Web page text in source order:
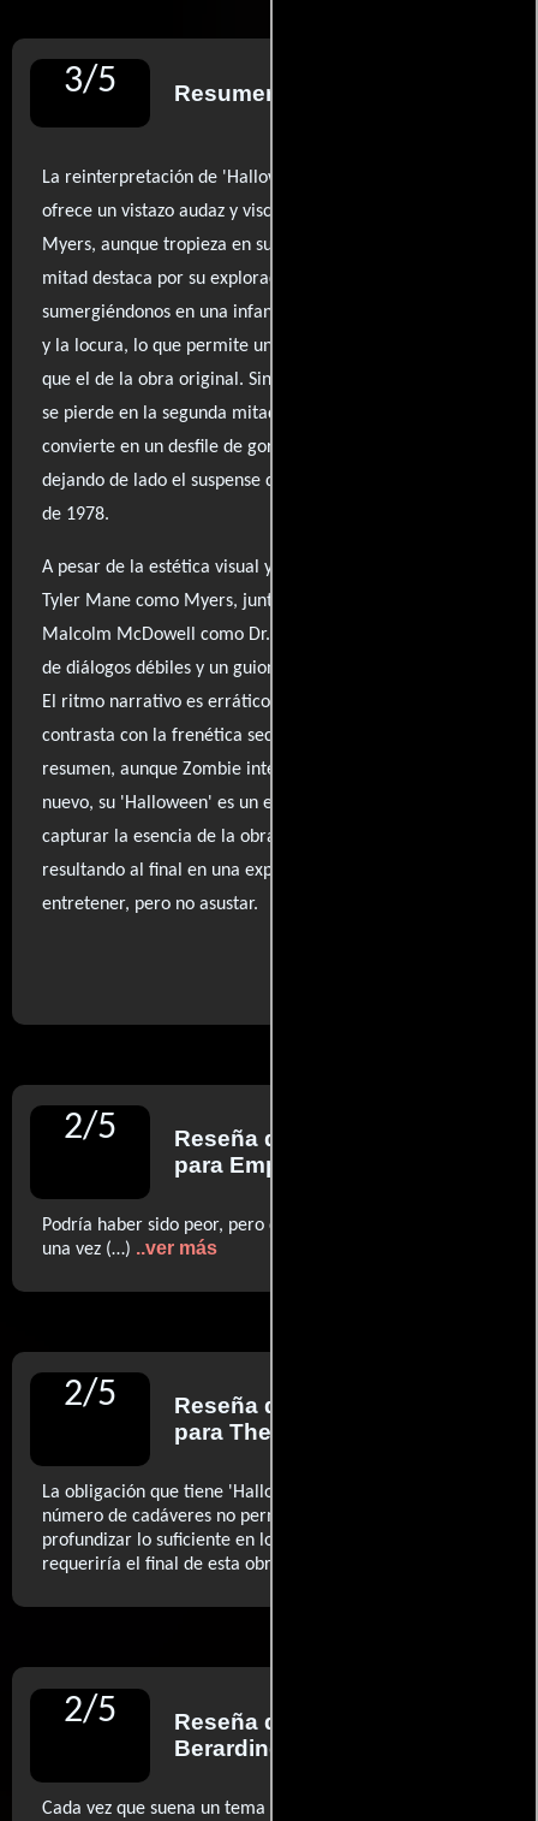
3/5 Resumen de reseñas
La reinterpretación de 'Halloween' por Rob Zombie
ofrece un vistazo audaz y visceral a la mente de Michael
Myers, aunque tropieza en su ejecución. La primera
mitad destaca por su exploración del pasado del asesino,
sumergiéndonos en una infancia marcada por la violencia
y la locura, lo que permite un enfoque más psicológico
que el de la obra original. Sin embargo, esta profundidad
se pierde en la segunda mitad, donde la película se
convierte en un desfile de gore y violencia sin sentido,
dejando de lado el suspense que hizo famosa a la película
de 1978.
A pesar de la estética visual y la intensa actuación de
Tyler Mane como Myers, junto a la sólida presencia de
Malcolm McDowell como Dr. Loomis, la película adolece
de diálogos débiles y un guion que abusa de la vulgaridad.
El ritmo narrativo es errático, con un inicio lento que
contrasta con la frenética secuencia de asesinatos. En
resumen, aunque Zombie intenta ofrecer algo diferente y
nuevo, su 'Halloween' es un esfuerzo que no logra
capturar la esencia de la obra maestra de Carpenter,
resultando al final en una experiencia mixta que puede
entretener, pero no asustar.
2/5 Reseña de
para Empire
Podría haber sido peor, pero de verdad, chicos: dejadlo de
una vez (…) ..ver más
2/5 Reseña de
para The New York Times
La obligación que tiene 'Halloween' de ofrecer un buen
número de cadáveres no permite que el Sr. Zombie pueda
profundizar lo suficiente en los sentimientos como
requeriría el final de esta obra.
2/5 Reseña de
Berardinelli
Cada vez que suena un tema compuesto por Carpenter,